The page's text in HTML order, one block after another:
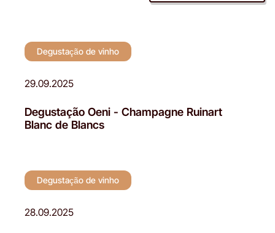
Degustação de vinho
29.09.2025
Degustação Oeni - Champagne Ruinart
Blanc de Blancs
Degustação de vinho
28.09.2025